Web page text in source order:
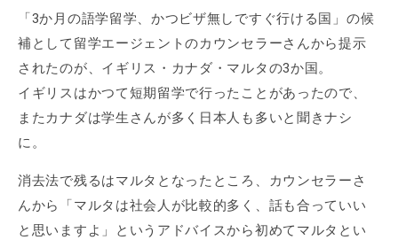
「3か月の語学留学、かつビザ無しですぐ行ける国」の候
補として留学エージェントのカウンセラーさんから提示
されたのが、イギリス・カナダ・マルタの3か国。
イギリスはかつて短期留学で行ったことがあったので、
またカナダは学生さんが多く日本人も多いと聞きナシ
に。
消去法で残るはマルタとなったところ、カウンセラーさ
んから「マルタは社会人が比較的多く、話も合っていい
と思いますよ」というアドバイスから初めてマルタとい